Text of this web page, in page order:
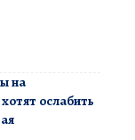
на
ослабить